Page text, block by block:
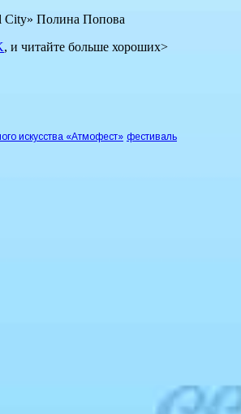
City» Полина Попова
, и читайте больше хороших>
искусства «Атмофест» фестиваль